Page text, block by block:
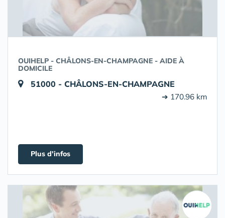
OUIHELP - CHÂLONS-EN-CHAMPAGNE - AIDE À
DOMICILE
51000 - CHÂLONS-EN-CHAMPAGNE
➔ 170.96 km
Plus d'infos